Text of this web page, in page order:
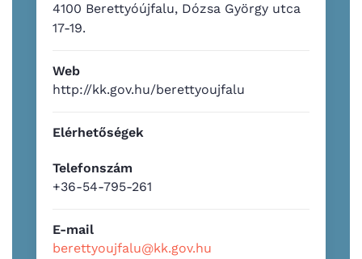
4100 Berettyóújfalu, Dózsa György utca
17-19.
Web
http://kk.gov.hu/berettyoujfalu
Elérhetőségek
Telefonszám
+36-54-795-261
E-mail
berettyoujfalu@kk.gov.hu